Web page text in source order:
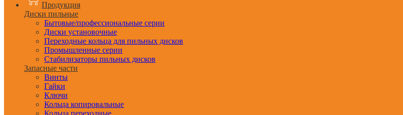
Продукция
Диски пильные
Бытовые/профессиональные серии
Диски установочные
Переходные кольца для пильных дисков
Промышленные серии
Стабилизаторы пильных дисков
Запасные части
Винты
Гайки
Ключи
Кольца копировальные
Кольца переходные